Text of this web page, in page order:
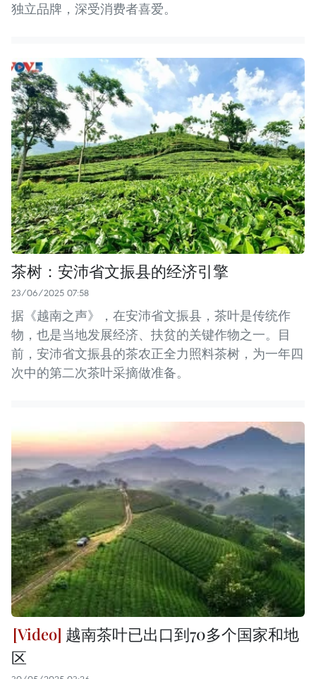
独立品牌，深受消费者喜爱。
茶树：安沛省文振县的经济引擎
23/06/2025 07:58
据《越南之声》，在安沛省文振县，茶叶是传统作
物，也是当地发展经济、扶贫的关键作物之一。目
前，安沛省文振县的茶农正全力照料茶树，为一年四
次中的第二次茶叶采摘做准备。
越南茶叶已出口到70多个国家和地
区